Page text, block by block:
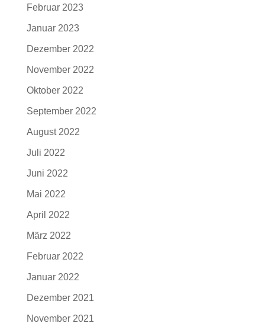
Februar 2023
Januar 2023
Dezember 2022
November 2022
Oktober 2022
September 2022
August 2022
Juli 2022
Juni 2022
Mai 2022
April 2022
März 2022
Februar 2022
Januar 2022
Dezember 2021
November 2021